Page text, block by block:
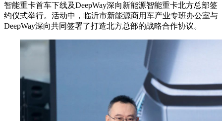
智能重卡首车下线及DeepWay深向新能源智能重卡北方总部签
约仪式举行。活动中，临沂市新能源商用车产业专班办公室与
DeepWay深向共同签署了打造北方总部的战略合作协议。